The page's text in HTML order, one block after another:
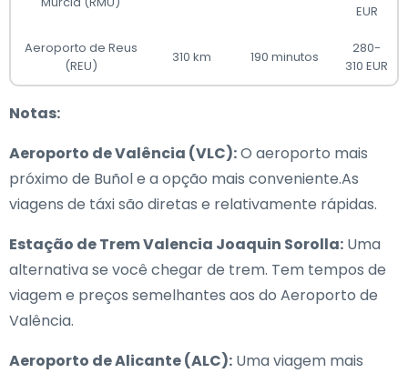
EUR
Aeroporto de Reus
(REU)
310 km 190 minutos
280-
310 EUR
Notas:
Aeroporto de Valência (VLC):O aeroporto mais
próximo de Buñol e a opção mais conveniente.As
viagens de táxi são diretas e relativamente rápidas.
Estação de Trem Valencia Joaquin Sorolla: Uma
alternativa se você chegar de trem. Tem tempos de
viagem e preços semelhantes aos do Aeroporto de
Valência.
Aeroporto de Alicante (ALC): Uma viagem mais